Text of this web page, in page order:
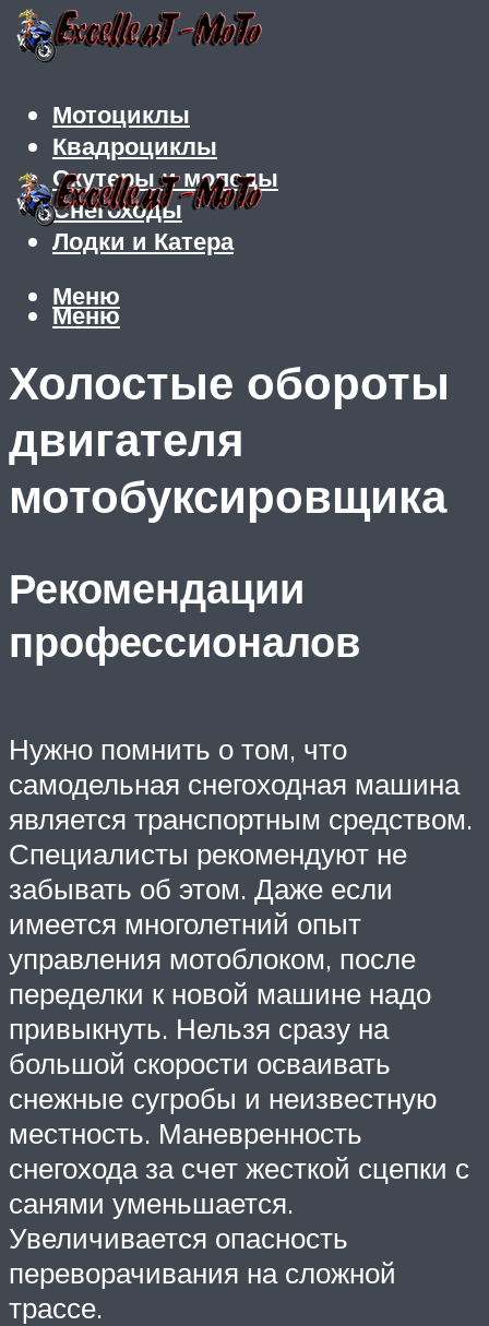
Мотоциклы
Квадроциклы
Скутеры и мопеды
Снегоходы
Лодки и Катера
Меню
Меню
Холостые обороты
двигателя
мотобуксировщика
Рекомендации
профессионалов
Нужно помнить о том, что
самодельная снегоходная машина
является транспортным средством.
Специалисты рекомендуют не
забывать об этом. Даже если
имеется многолетний опыт
управления мотоблоком, после
переделки к новой машине надо
привыкнуть. Нельзя сразу на
большой скорости осваивать
снежные сугробы и неизвестную
местность. Маневренность
снегохода за счет жесткой сцепки с
санями уменьшается.
Увеличивается опасность
переворачивания на сложной
трассе.